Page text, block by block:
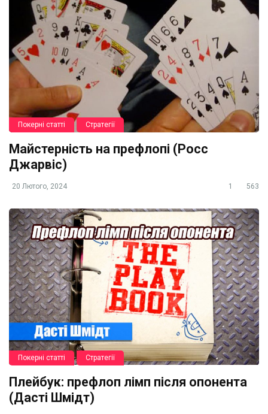
Покерні статті Стратегії
Майстерність на префлопі (Росс
Джарвіс)
20 Лютого, 2024 1 563
Покерні статті Стратегії
Плейбук: префлоп лімп після опонента
(Дасті Шмідт)